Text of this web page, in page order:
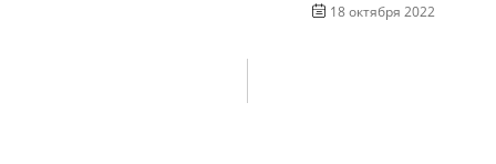
18 октября 2022